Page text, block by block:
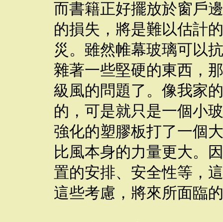
而書籍正好擺放於窗戶
的損失，將是難以估計
災。雖然帷幕玻璃可以
雜著一些堅硬的東西，
級風的問題了。像我家
的，可是就只是一個小
強化的塑膠板打了一個
比風本身的力量更大。
置的安排、安全性等，
這些考慮，將來所面臨